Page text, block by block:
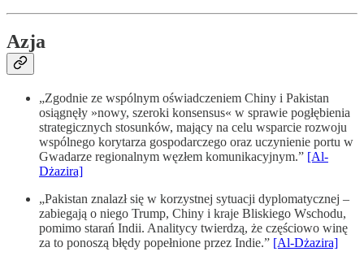
Azja
„Zgodnie ze wspólnym oświadczeniem Chiny i Pakistan
osiągnęły »nowy, szeroki konsensus« w sprawie pogłębienia
strategicznych stosunków, mający na celu wsparcie rozwoju
wspólnego korytarza gospodarczego oraz uczynienie portu w
Gwadarze regionalnym węzłem komunikacyjnym.” [Al-
Dżazira]
„Pakistan znalazł się w korzystnej sytuacji dyplomatycznej –
zabiegają o niego Trump, Chiny i kraje Bliskiego Wschodu,
pomimo starań Indii. Analitycy twierdzą, że częściowo winę
za to ponoszą błędy popełnione przez Indie.” [Al-Dżazira]